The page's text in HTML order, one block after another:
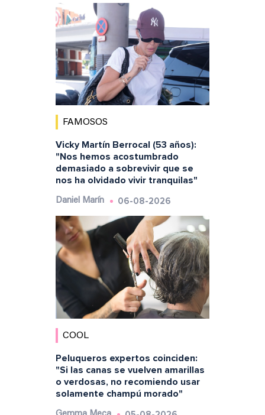
FAMOSOS
Vicky Martín Berrocal (53 años):
"Nos hemos acostumbrado
demasiado a sobrevivir que se
nos ha olvidado vivir tranquilas"
Daniel Marín 06-08-2026
COOL
Peluqueros expertos coinciden:
"Si las canas se vuelven amarillas
o verdosas, no recomiendo usar
solamente champú morado"